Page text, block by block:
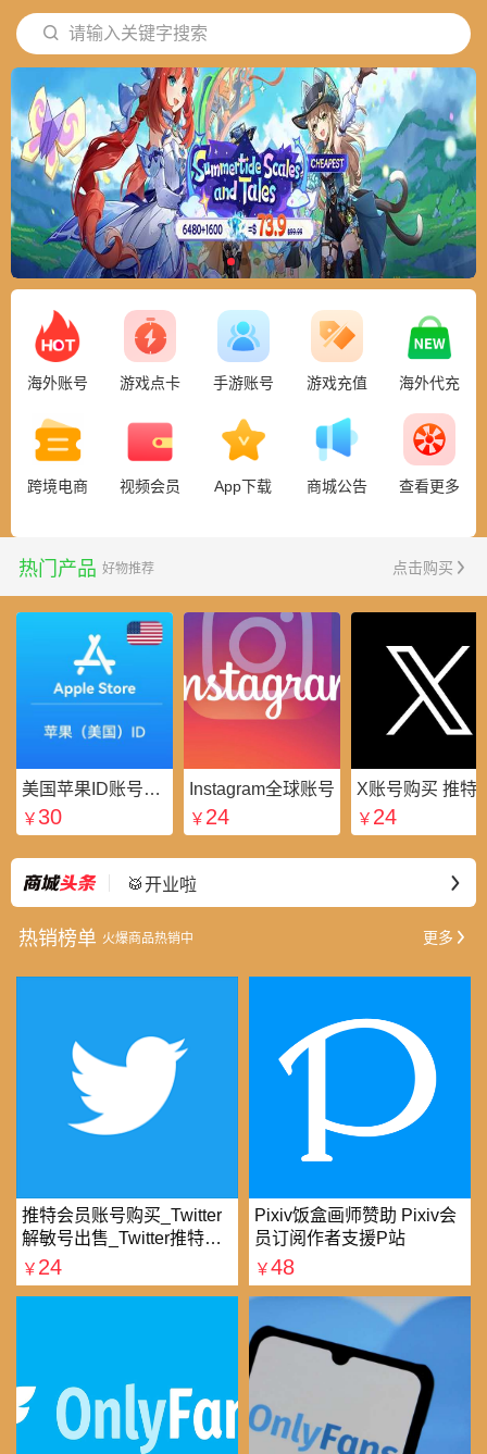
请输入关键字搜索
海外账号 游戏点卡 手游账号 游戏充值 海外代充
跨境电商 视频会员 App下载 商城公告 查看更多
热门产品 好物推荐 点击购买
美国苹果ID账号_美区Apple ID账号_外国苹果ID账号购买批发平台
￥ 30
Instagram全球账号
￥ 24
￥ 24
最新 ⭐好礼不断
🥁开业啦
热销榜单 火爆商品热销中 更多
推特会员账号购买_Twitter
解敏号出售_Twitter推特账
号购买批发平台
￥ 24
Pixiv饭盒画师赞助 Pixiv会
员订阅作者支援P站
￥48